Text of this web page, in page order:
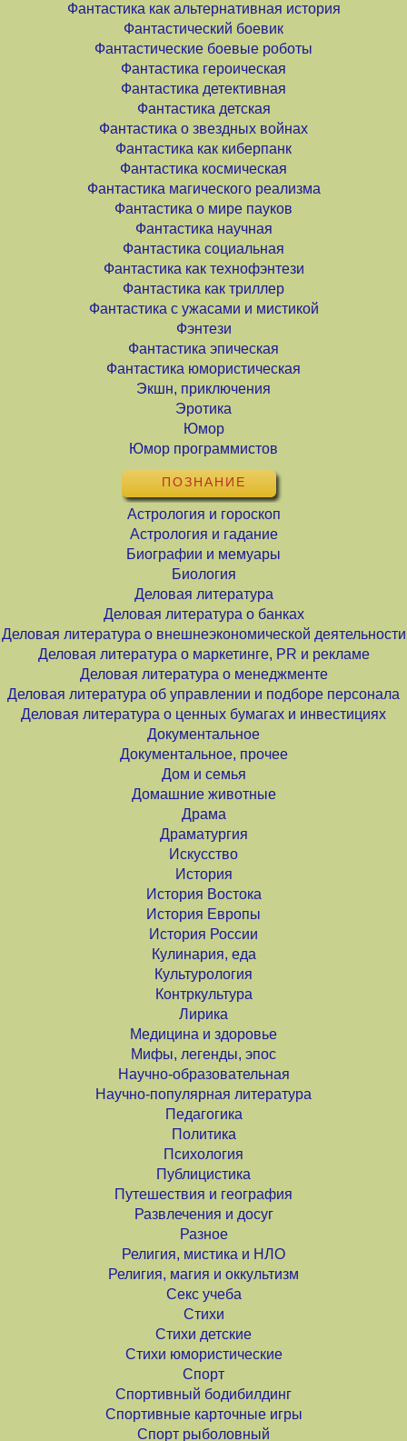
Фантастика как альтернативная история
Фантастический боевик
Фантастические боевые роботы
Фантастика героическая
Фантастика детективная
Фантастика детская
Фантастика о звездных войнах
Фантастика как киберпанк
Фантастика космическая
Фантастика магического реализма
Фантастика о мире пауков
Фантастика научная
Фантастика социальная
Фантастика как технофэнтези
Фантастика как триллер
Фантастика с ужасами и мистикой
Фэнтези
Фантастика эпическая
Фантастика юмористическая
Экшн, приключения
Эротика
Юмор
Юмор программистов
ПОЗНАНИЕ
Астрология и гороскоп
Астрология и гадание
Биографии и мемуары
Биология
Деловая литература
Деловая литература о банках
Деловая литература о внешнеэкономической деятельности
Деловая литература о маркетинге, PR и рекламе
Деловая литература о менеджменте
Деловая литература об управлении и подборе персонала
Деловая литература о ценных бумагах и инвестициях
Документальное
Документальное, прочее
Дом и семья
Домашние животные
Драма
Драматургия
Искусство
История
История Востока
История Европы
История России
Кулинария, еда
Культурология
Контркультура
Лирика
Медицина и здоровье
Мифы, легенды, эпос
Научно-образовательная
Научно-популярная литература
Педагогика
Политика
Психология
Публицистика
Путешествия и география
Развлечения и досуг
Разное
Религия, мистика и НЛО
Религия, магия и оккультизм
Секс учеба
Стихи
Стихи детские
Стихи юмористические
Спорт
Спортивный бодибилдинг
Спортивные карточные игры
Спорт рыболовный